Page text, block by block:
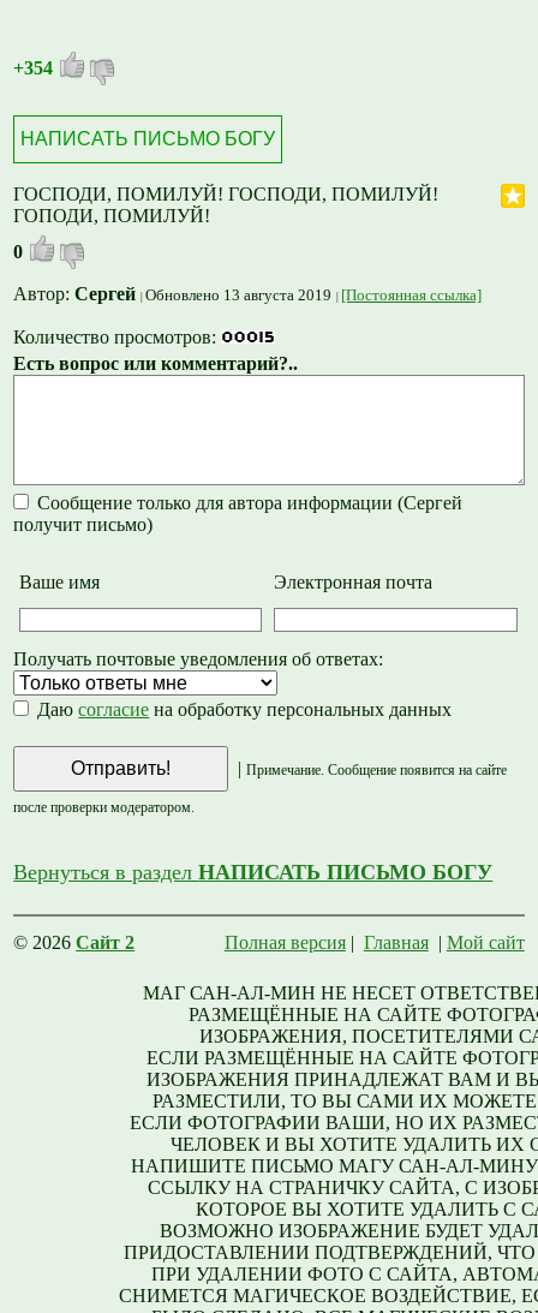
+354
НАПИСАТЬ ПИСЬМО БОГУ
ГОСПОДИ, ПОМИЛУЙ! ГОСПОДИ, ПОМИЛУЙ!
ГОПОДИ, ПОМИЛУЙ!
0
Автор:Сергей Обновлено 13 августа 2019 [Постоянная ссылка]
Количество просмотров:
Есть вопрос или комментарий?..
Сообщение только для автора информации (Сергей
получит письмо)
Ваше имя Электронная почта
Получать почтовые уведомления об ответах:
Даюсогласие на обработку персональных данных
| Примечание. Сообщение появится на сайте
после проверки модератором.
Вернуться в разделНАПИСАТЬ ПИСЬМО БОГУ
© 2026Сайт 2 Полная версия| Главная| Мой сайт
МАГ САН-АЛ-МИН НЕ НЕСЕТ
РАЗМЕЩЁННЫЕ НА САЙТЕ
ИЗОБРАЖЕНИЯ, ПОСЕТИТЕЛЯМИ
ЕСЛИ РАЗМЕЩЁННЫЕ НА САЙТЕ
ИЗОБРАЖЕНИЯ ПРИНАДЛЕЖАТ ВАМ И
РАЗМЕСТИЛИ, ТО ВЫ САМИ ИХ МОЖЕТЕ
ЕСЛИ ФОТОГРАФИИ ВАШИ, НО ИХ
ЧЕЛОВЕК И ВЫ ХОТИТЕ УДАЛИТЬ ИХ
НАПИШИТЕ ПИСЬМО МАГУ САН-АЛ-
ССЫЛКУ НА СТРАНИЧКУ САЙТА, С
КОТОРОЕ ВЫ ХОТИТЕ УДАЛИТЬ С
ВОЗМОЖНО ИЗОБРАЖЕНИЕ БУДЕТ
ПРИДОСТАВЛЕНИИ ПОДТВЕРЖДЕНИЙ,
ПРИ УДАЛЕНИИ ФОТО С САЙТА,
СНИМЕТСЯ МАГИЧЕСКОЕ ВОЗДЕЙСТВИЕ,